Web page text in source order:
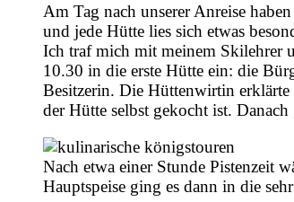
Am Tag nach unserer Anreise
und jede Hütte lies sich etwas
Ich traf mich mit meinem Skilehrer
10.30 in die erste Hütte ein: die
Besitzerin. Die Hüttenwirtin erklärte
der Hütte selbst gekocht ist.
Nach etwa einer Stunde Pistenzeit
Hauptspeise ging es dann in die